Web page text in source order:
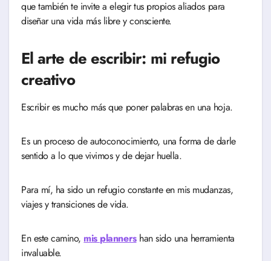
que también te invite a elegir tus propios aliados para
diseñar una vida más libre y consciente.
El arte de escribir: mi refugio
creativo
Escribir es mucho más que poner palabras en una hoja.
Es un proceso de autoconocimiento, una forma de darle
sentido a lo que vivimos y de dejar huella.
Para mí, ha sido un refugio constante en mis mudanzas,
viajes y transiciones de vida.
En este camino, mis plannershan sido una herramienta
invaluable.